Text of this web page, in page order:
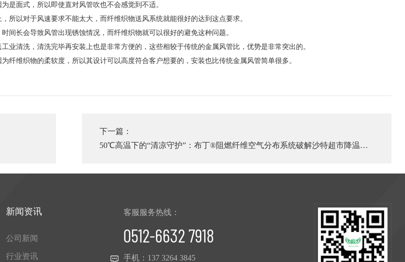
是面式，所以即使直对风管吹也不会感觉到不适。
所以对于风速要求不能太大，而纤维织物送风系统就能很好的达到这点要求。
间长会导致风管出现锈蚀情况，而纤维织物就可以很好的避免这种问题。
清洗，清洗完毕再安装上也是非常方便的，这些相较于传统的金属风管比，优势是非常突出的。
维织物的柔软度，所以其设计可以高度符合客户想要的，安装也比传统金属风管简单很多。
下一篇：
50℃高温下的“清凉守护”：布丁®阻燃纤维空气分布系统破解沙特超市降温难
新闻资讯
公司新闻
行业资讯
客服服务热线：
0512-6632 7918
手机： 137 3264 3845